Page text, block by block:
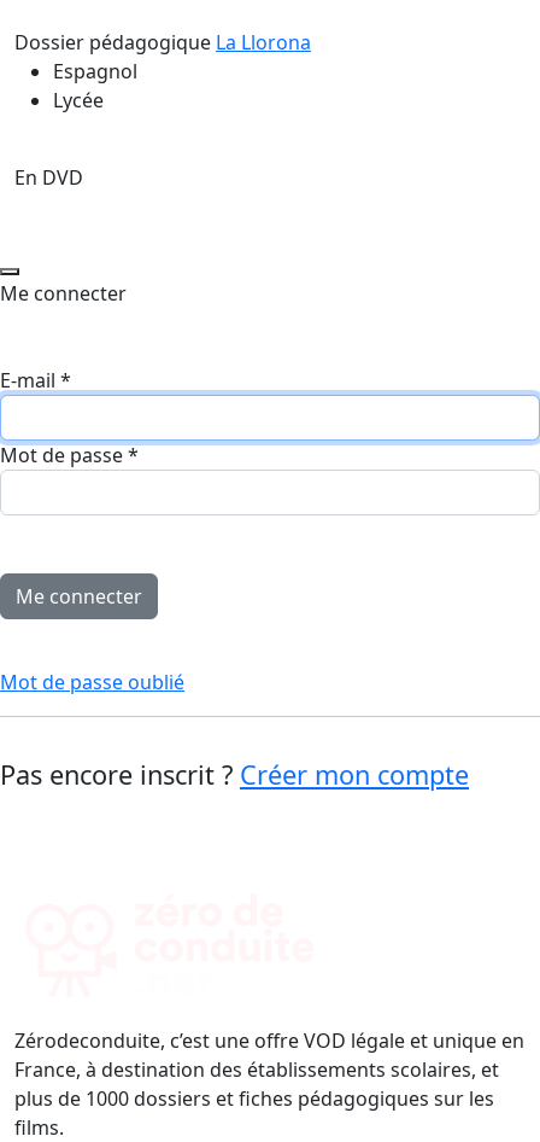
Dossier pédagogique La Llorona
Espagnol
Lycée
En DVD
Me connecter
E-mail *
Mot de passe*
Mot de passe oublié
Pas encore inscrit ? Créer mon compte
Zérodeconduite, c’est une offre VOD légale et unique en
France, à destination des établissements scolaires, et
plus de 1000 dossiers et fiches pédagogiques sur les
films.